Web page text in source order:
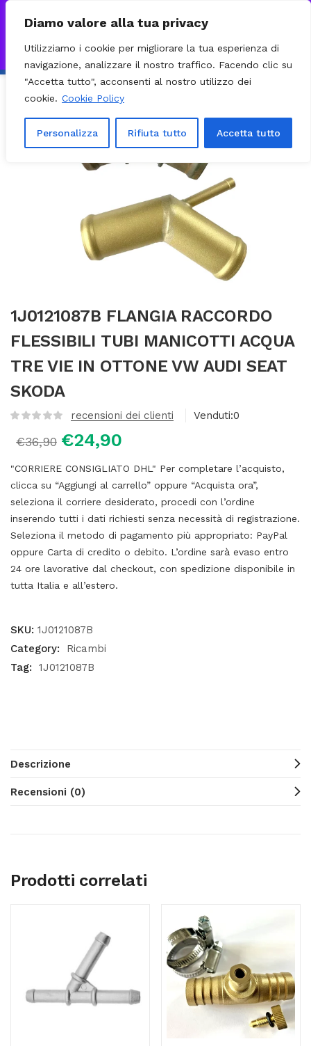
Diamo valore alla tua privacy
Utilizziamo i cookie per migliorare la tua esperienza di
navigazione, analizzare il nostro traffico. Facendo clic su
"Accetta tutto", acconsenti al nostro utilizzo dei
cookie. Cookie Policy
Personalizza Rifiuta tutto Accetta tutto
VISITA IL NOSTRO E-COMMERCE – SPEDIZIONI NAZIONALI E
INVIATE CON CORRIERE DHL EXPRESS - BRT - UPSIgnora
-33%
1J0121087B FLANGIA RACCORDO
FLESSIBILI TUBI MANICOTTI ACQUA
TRE VIE IN OTTONE VW AUDI SEAT
SKODA
recensioni dei clienti Venduti:0
€36,90 €24,90
"CORRIERE CONSIGLIATO DHL" Per completare l’acquisto,
clicca su “Aggiungi al carrello” oppure “Acquista ora”,
seleziona il corriere desiderato, procedi con l’ordine
inserendo tutti i dati richiesti senza necessità di registrazione.
Seleziona il metodo di pagamento più appropriato: PayPal
oppure Carta di credito o debito. L’ordine sarà evaso entro
24 ore lavorative dal checkout, con spedizione disponibile in
tutta Italia e all’estero.
SKU: 1J0121087B
Category:
Ricambi
Tag:
1J0121087B
Descrizione
Recensioni (0)
Prodotti correlati